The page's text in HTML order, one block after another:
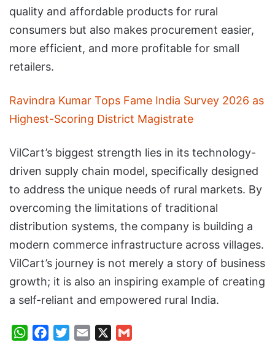
quality and affordable products for rural
consumers but also makes procurement easier,
more efficient, and more profitable for small
retailers.
Ravindra Kumar Tops Fame India Survey 2026 as
Highest-Scoring District Magistrate
VilCart’s biggest strength lies in its technology-
driven supply chain model, specifically designed
to address the unique needs of rural markets. By
overcoming the limitations of traditional
distribution systems, the company is building a
modern commerce infrastructure across villages.
VilCart’s journey is not merely a story of business
growth; it is also an inspiring example of creating
a self-reliant and empowered rural India.
W